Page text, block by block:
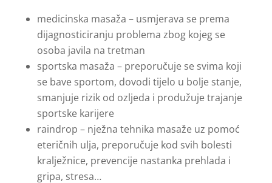
medicinska masaža – usmjerava se prema
dijagnosticiranju problema zbog kojeg se
osoba javila na tretman
sportska masaža – preporučuje se svima koji
se bave sportom, dovodi tijelo u bolje stanje,
smanjuje rizik od ozljeda i produžuje trajanje
sportske karijere
raindrop – nježna tehnika masaže uz pomoć
eteričnih ulja, preporučuje kod svih bolesti
kralježnice, prevencije nastanka prehlada i
gripa, stresa…